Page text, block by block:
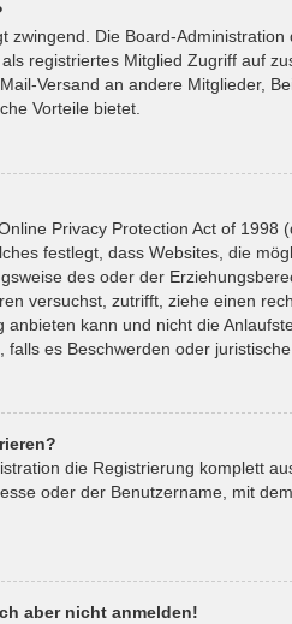
zwingend. Die Board-
registriertes Mitglied Zugriff auf
Versand an andere Mitglieder,
Vorteile bietet.
Privacy Protection Act of
festlegt, dass Websites, die
des oder der
versuchst, zutrifft, ziehe einen
anbieten kann und nicht die
falls es Beschwerden oder
die Registrierung komplett
oder der Benutzername, mit
aber nicht anmelden!